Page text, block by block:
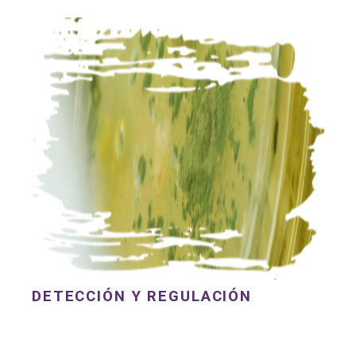
DETECCIÓN Y REGULACIÓN